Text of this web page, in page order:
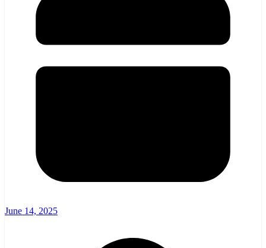
June 14, 2025